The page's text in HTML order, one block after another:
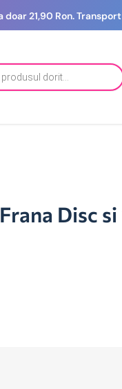
21,90 Ron.
Disc si